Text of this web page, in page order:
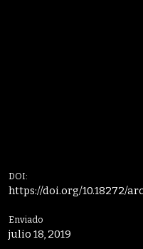
DOI:
https://doi.org/10.18272/
Enviado
julio 18, 2019